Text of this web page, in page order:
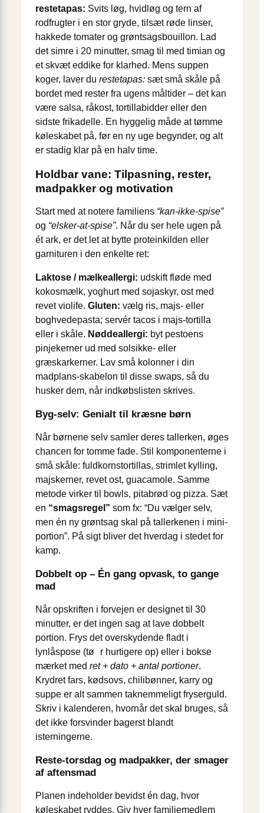
restetapas: Svits løg, hvidløg og tern af
rodfrugter i en stor gryde, tilsæt røde linser,
hakkede tomater og grøntsagsbouillon. Lad
det simre i 20 minutter, smag til med timian og
et skvæt eddike for klarhed. Mens suppen
koger, laver du restetapas: sæt små skåle på
bordet med rester fra ugens måltider – det kan
være salsa, råkost, tortillabidder eller den
sidste frikadelle. En hyggelig måde at tømme
køleskabet på, før en ny uge begynder, og alt
er stadig klar på en halv time.
Holdbar vane: Tilpasning, rester,
madpakker og motivation
Start med at notere familiens “kan-ikke-spise”
og “elsker-at-spise”. Når du ser hele ugen på
ét ark, er det let at bytte proteinkilden eller
garnituren i den enkelte ret:
Laktose / mælkeallergi: udskift fløde med
kokosmælk, yoghurt med sojaskyr, ost med
revet violife. Gluten: vælg ris, majs- eller
boghvedepasta; servér tacos i majs-tortilla
eller i skåle. Nøddeallergi: byt pestoens
pinjekerner ud med solsikke- eller
græskarkerner. Lav små kolonner i din
madplans-skabelon til disse swaps, så du
husker dem, når indkøbslisten skrives.
Byg-selv: Genialt til kræsne børn
Når børnene selv samler deres tallerken, øges
chancen for tomme fade. Stil komponenterne i
små skåle: fuldkornstortillas, strimlet kylling,
majskerner, revet ost, guacamole. Samme
metode virker til bowls, pitabrød og pizza. Sæt
en “smagsregel” som fx: “Du vælger selv,
men én ny grøntsag skal på tallerkenen i mini-
portion”. På sigt bliver det hverdag i stedet for
kamp.
Dobbelt op – Én gang opvask, to gange
mad
Når opskriften i forvejen er designet til 30
minutter, er det ingen sag at lave dobbelt
portion. Frys det overskydende fladt i
lynlåspose (tø r hurtigere op) eller i bokse
mærket med ret + dato + antal portioner.
Krydret fars, kødsovs, chilibønner, karry og
suppe er alt sammen taknemmeligt fryserguld.
Skriv i kalenderen, hvornår det skal bruges, så
det ikke forsvinder bagerst blandt
isterningerne.
Reste-torsdag og madpakker, der smager
af aftensmad
Planen indeholder bevidst én dag, hvor
køleskabet ryddes. Giv hver familie­­medlem